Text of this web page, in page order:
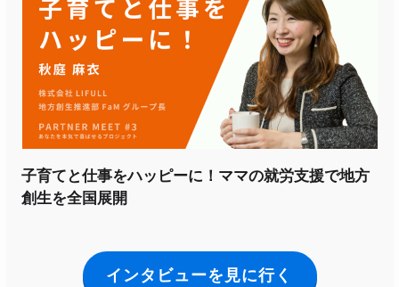
子育てと仕事をハッピーに！ママの就労支援で地方
創生を全国展開
インタビューを見に行く